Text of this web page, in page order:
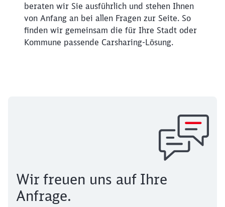
beraten wir Sie ausführlich und stehen Ihnen
von Anfang an bei allen Fragen zur Seite. So
finden wir gemeinsam die für Ihre Stadt oder
Kommune passende Carsharing-Lösung.
Wir freuen uns auf Ihre
Anfrage.